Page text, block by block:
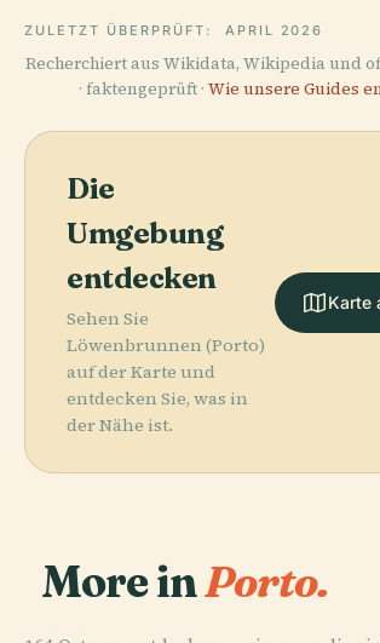
ZULETZT ÜBERPRÜFT: APRIL 2026
Recherchiert aus Wikidata, Wikipedia und
· faktengeprüft · Wie unsere Guides
Die
Umgebung
entdecken
Sehen Sie
Löwenbrunnen (Porto)
auf der Karte und
entdecken Sie, was in
der Nähe ist.
Karte
More inPorto.